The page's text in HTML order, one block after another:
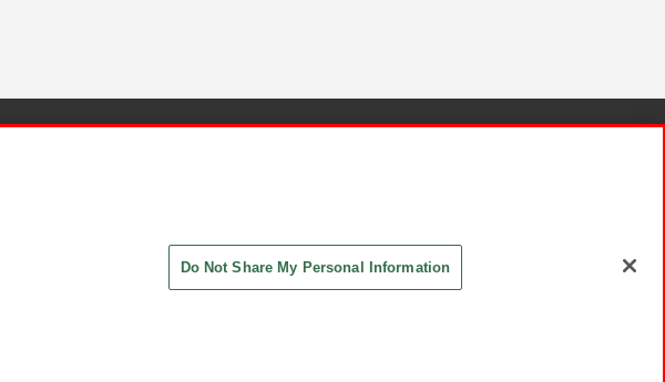
Do Not Share My Personal Information